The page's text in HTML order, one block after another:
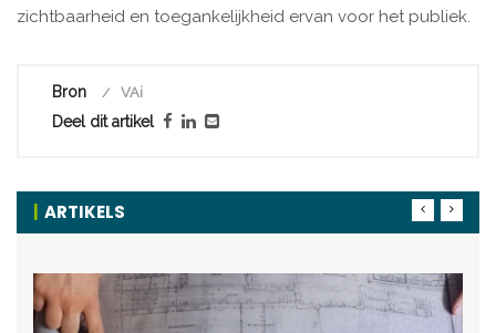
zichtbaarheid en toegankelijkheid ervan voor het publiek.
Bron VAi
Deel dit artikel
ARTIKELS